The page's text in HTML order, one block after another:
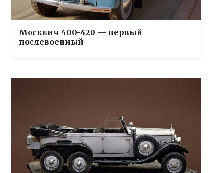
Москвич 400-420 — первый
послевоенный